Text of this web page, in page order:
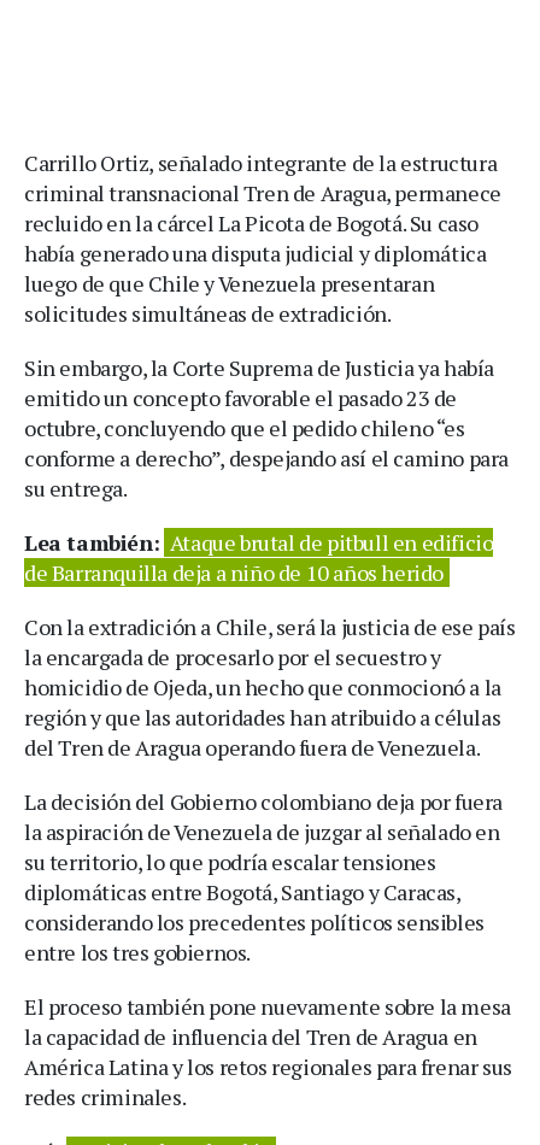
Carrillo Ortiz, señalado integrante de la estructura
criminal transnacional Tren de Aragua, permanece
recluido en la cárcel La Picota de Bogotá. Su caso
había generado una disputa judicial y diplomática
luego de que Chile y Venezuela presentaran
solicitudes simultáneas de extradición.
Sin embargo, la Corte Suprema de Justicia ya había
emitido un concepto favorable el pasado 23 de
octubre, concluyendo que el pedido chileno “es
conforme a derecho”, despejando así el camino para
su entrega.
Lea también: Ataque brutal de pitbull en edificio
de Barranquilla deja a niño de 10 años herido
Con la extradición a Chile, será la justicia de ese país
la encargada de procesarlo por el secuestro y
homicidio de Ojeda, un hecho que conmocionó a la
región y que las autoridades han atribuido a células
del Tren de Aragua operando fuera de Venezuela.
La decisión del Gobierno colombiano deja por fuera
la aspiración de Venezuela de juzgar al señalado en
su territorio, lo que podría escalar tensiones
diplomáticas entre Bogotá, Santiago y Caracas,
considerando los precedentes políticos sensibles
entre los tres gobiernos.
El proceso también pone nuevamente sobre la mesa
la capacidad de influencia del Tren de Aragua en
América Latina y los retos regionales para frenar sus
redes criminales.